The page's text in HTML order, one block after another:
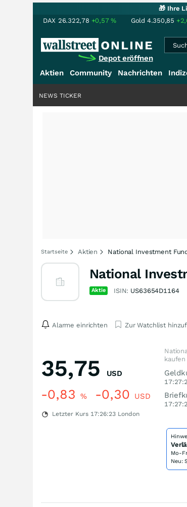
🎁 Ihre
DAX 26.322,78 +0,57% Gold 4.350,85
Depot eröffnen
Aktien Community Nachrichten
NEWS TICKER
Startseite Aktien National Investment
National
Aktie ISIN: US63654D1164
Alarme einrichten Zur Watchlist
35,75 USD
-0,83 % -0,30 USD
Letzter Kurs 17:26:23 London
kaufen
Mo-
Neu: